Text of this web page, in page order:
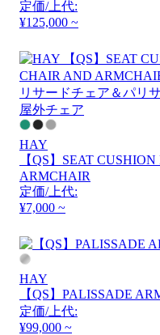
定価/上代:
¥125,000 ~
HAY
【QS】SEAT
ARMCHAIR
定価/上代:
¥7,000 ~
HAY
【QS】PALISSADE
定価/上代:
¥99,000 ~